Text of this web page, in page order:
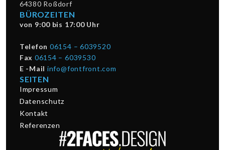
64380 Roßdorf
BÜROZEITEN
von 9:00 bis 17:00 Uhr
Telefon 06154 – 6039520
Fax 06154 – 6039530
E -Mail info@fontfront.com
SEITEN
Impressum
Datenschutz
Kontakt
Referenzen